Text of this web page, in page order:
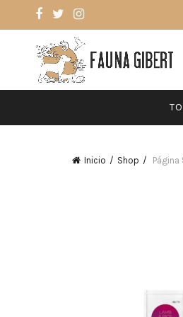
Inicio Shop Página